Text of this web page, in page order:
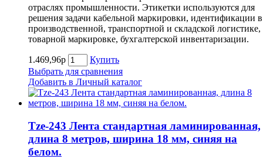
отраслях промышленности. Этикетки используются для
решения задачи кабельной маркировки, идентификации в
производственной, транспортной и складской логистике,
товарной маркировке, бухгалтерской инвентаризации.
1.469,96р
Купить
Выбрать для сравнения
Добавить в Личный каталог
Tze-243 Лента стандартная ламинированная,
длина 8 метров, ширина 18 мм, синяя на
белом.